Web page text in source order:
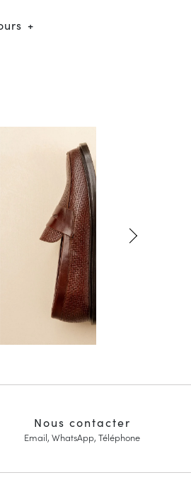
Nous contacter
Email, WhatsApp, Téléphone